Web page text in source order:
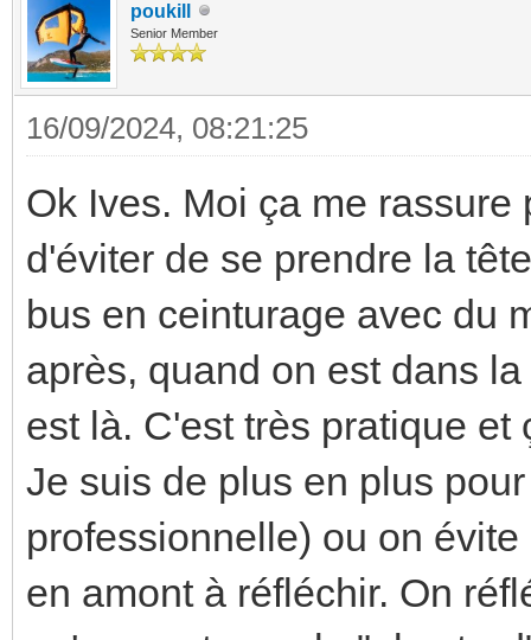
poukill
Senior Member
16/09/2024, 08:21:25
Ok Ives. Moi ça me
d'éviter de se prendre la
bus en ceinturage avec du
après, quand on est dans
est là. C'est très pratique et
Je suis de plus en plus
professionnelle) ou on
en amont à réfléchir. On